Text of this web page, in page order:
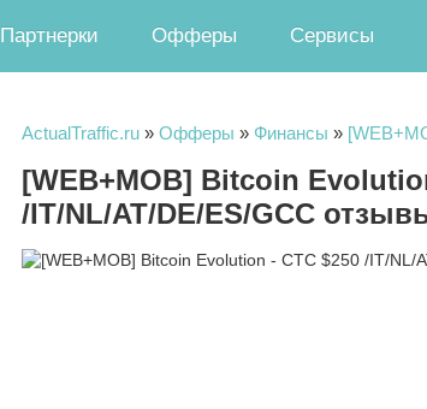
Партнерки Офферы Сервисы
ActualTraffic.ru » Офферы » Финансы »
[WEB+MOB] Bitcoin
/IT/NL/AT/DE/ES/GCC